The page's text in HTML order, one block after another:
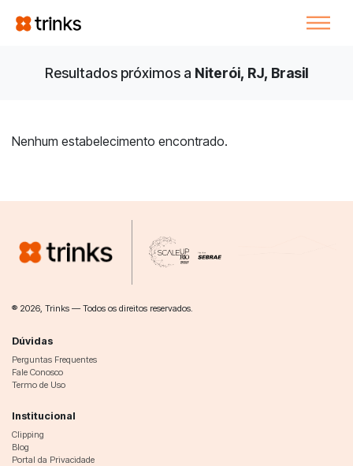
Resultados próximos a Niterói, RJ, Brasil
Nenhum estabelecimento encontrado.
® 2026, Trinks — Todos os direitos reservados.
Dúvidas
Perguntas Frequentes
Fale Conosco
Termo de Uso
Institucional
Clipping
Blog
Portal da Privacidade